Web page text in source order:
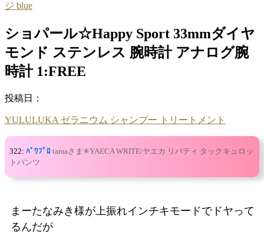
ジ blue
ショパール☆Happy Sport 33mmダイヤ
モンド ステンレス 腕時計 アナログ腕
時計 1:FREE
投稿日：
YULULUKA ゼラニウム シャンプー トリートメント
322: ﾊﾟﾜﾌﾟﾛ tamaさま✳︎YAECA WRITE/ヤエカ リバティ タックキュロッ
トパンツ
まーたなみき様が上振れインチキモードでドヤって
るんだが